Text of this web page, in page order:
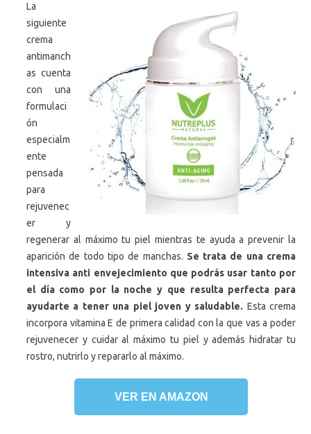
La
siguiente
crema
antimanch
as cuenta
con una
formulaci
ón
especialm
ente
pensada
para
rejuvenec
er y
regenerar al máximo tu piel mientras te ayuda a prevenir la
aparición de todo tipo de manchas. Se trata de una crema
intensiva anti envejecimiento que podrás usar tanto por
el día como por la noche y que resulta perfecta para
ayudarte a tener una piel joven y saludable. Esta crema
incorpora vitamina E de primera calidad con la que vas a poder
rejuvenecer y cuidar al máximo tu piel y además hidratar tu
rostro, nutrirlo y repararlo al máximo.
VER EN AMAZON